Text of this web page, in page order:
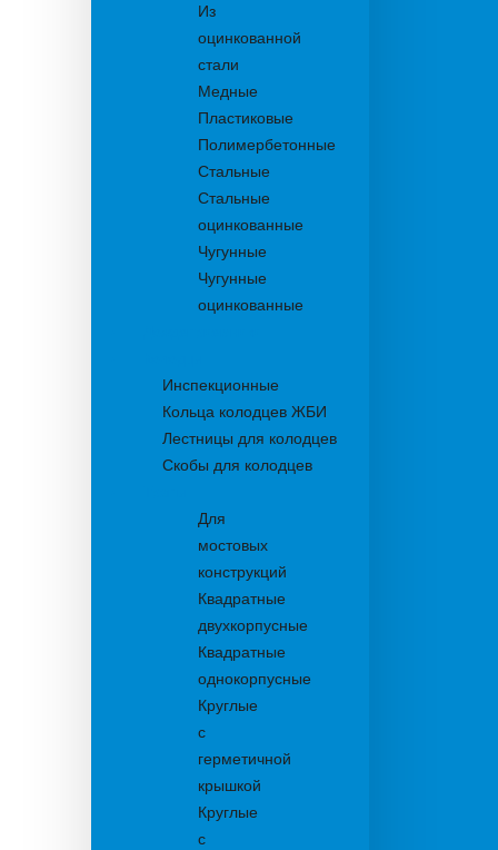
Из
оцинкованной
стали
Медные
Пластиковые
Полимербетонные
Стальные
Стальные
оцинкованные
Чугунные
Чугунные
оцинкованные
Инспекционные
Кольца колодцев ЖБИ
Лестницы для колодцев
Скобы для колодцев
Для
мостовых
конструкций
Квадратные
двухкорпусные
Квадратные
однокорпусные
Круглые
с
герметичной
крышкой
Круглые
с